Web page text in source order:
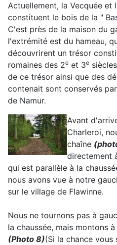
Actuellement, la Vecquée et
constituent le bois de la "
C'est près de la maison du
l'extrémité est du hameau,
découvrirent un trésor
romaines des 2e et 3e
de ce trésor ainsi que des
contenait sont conservés
de Namur.
Avant
Charleroi,
chaîne
directement
qui est parallèle à la
nous avons vue à notre
sur le village de Flawinne.
Nous ne tournons pas à
la chaussée, mais montons
(Photo 8)(Si la chance vous